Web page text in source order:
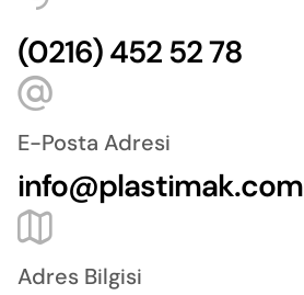
(0216) 452 52 78
E-Posta Adresi
info@plastimak.com
Adres Bilgisi